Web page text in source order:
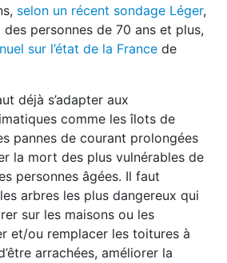
selon un récent sondage Léger,
personnes de 70 ans et plus,
sur l’état de la France de
déjà s’adapter aux
comme les îlots de
pannes de courant prolongées
la mort des plus vulnérables de
personnes âgées. Il faut
arbres les plus dangereux qui
sur les maisons ou les
et/ou remplacer les toitures à
arrachées, améliorer la